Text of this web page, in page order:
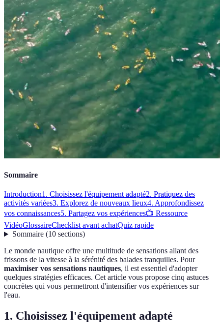
Sommaire
Introduction1. Choisissez l'équipement adapté2. Pratiquez des
activités variées3. Explorez de nouveaux lieux4. Approfondissez
vos connaissances5. Partagez vos expériences📺 Ressource
VidéoGlossaireChecklist avant achatQuiz rapide
Sommaire(10 sections)
Le monde nautique offre une multitude de sensations allant des
frissons de la vitesse à la sérénité des balades tranquilles. Pour
maximiser vos sensations nautiques, il est essentiel d'adopter
quelques stratégies efficaces. Cet article vous propose cinq astuces
concrètes qui vous permettront d'intensifier vos expériences sur
l'eau.
1. Choisissez l'équipement adapté